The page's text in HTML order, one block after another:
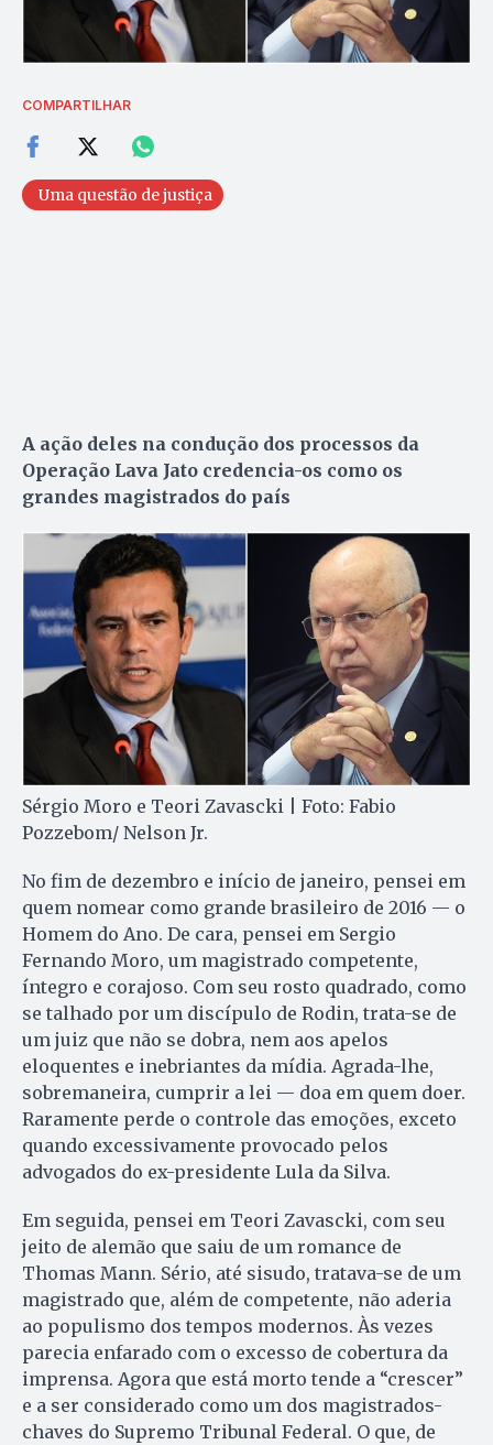
COMPARTILHAR
Uma questão de justiça
A ação deles na condução dos processos da
Operação Lava Jato credencia-os como os
grandes magistrados do país
Sérgio Moro e Teori Zavascki | Foto: Fabio
Pozzebom/ Nelson Jr.
No fim de dezembro e início de janeiro, pensei em
quem nomear como grande brasileiro de 2016 — o
Homem do Ano. De cara, pensei em Sergio
Fernando Moro, um magistrado competente,
íntegro e corajoso. Com seu rosto quadrado, como
se talhado por um discípulo de Rodin, trata-se de
um juiz que não se dobra, nem aos apelos
eloquentes e inebriantes da mídia. Agrada-lhe,
sobremaneira, cumprir a lei — doa em quem doer.
Raramente perde o controle das emoções, exceto
quando excessivamente provocado pelos
advogados do ex-presidente Lula da Silva.
Em seguida, pensei em Teori Zavascki, com seu
jeito de alemão que saiu de um romance de
Thomas Mann. Sério, até sisudo, tratava-se de um
magistrado que, além de competente, não aderia
ao populismo dos tempos modernos. Às vezes
parecia enfarado com o excesso de cobertura da
imprensa. Agora que está morto tende a “crescer”
e a ser considerado como um dos magistrados-
chaves do Supremo Tribunal Federal. O que, de